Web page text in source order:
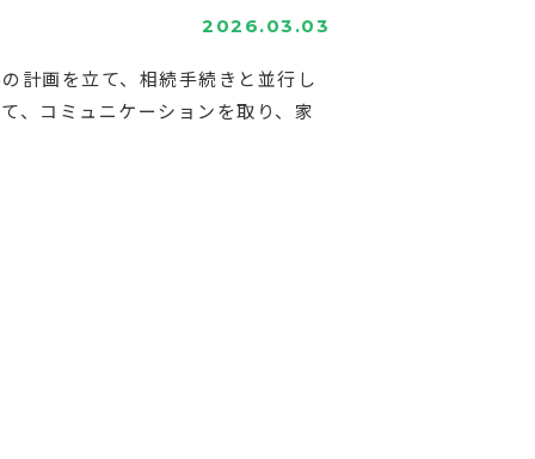
2026.03.03
計画を立て、相続手続きと並行し
、コミュニケーションを取り、家